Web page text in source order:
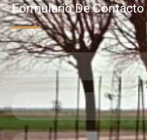
Formulario De Contacto